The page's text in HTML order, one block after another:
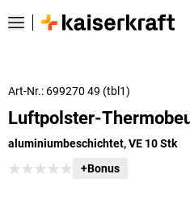
Art-Nr.: 699270 49 (tbl1)
Luftpolster-
aluminiumbeschichtet, VE 10 Stk
+Bonus